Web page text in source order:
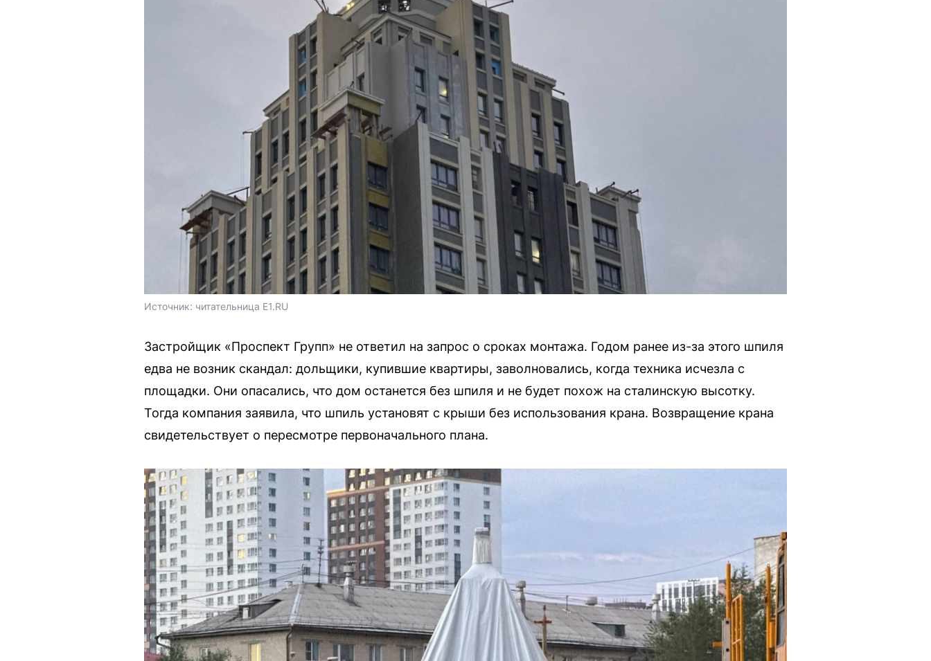
Источник: читательница E1.RU
Застройщик «Проспект Групп» не ответил на запрос о сроках монтажа. Годом ранее из-за этого шпиля
едва не возник скандал: дольщики, купившие квартиры, заволновались, когда техника исчезла с
площадки. Они опасались, что дом останется без шпиля и не будет похож на сталинскую высотку.
Тогда компания заявила, что шпиль установят с крыши без использования крана. Возвращение крана
свидетельствует о пересмотре первоначального плана.